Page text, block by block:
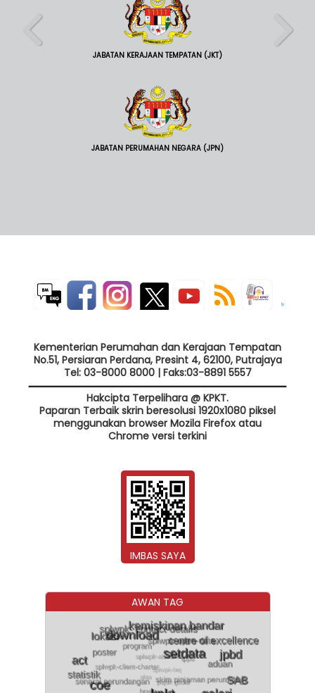
JABATAN KERAJAAN TEMPATAN (JKT)
JABATAN PERUMAHAN NEGARA (JPN)
Kementerian Perumahan dan Kerajaan Tempatan
No.51, Persiaran Perdana, Presint 4, 62100, Putrajaya
Tel: 03-8000 8000 | Faks:03-8891 5557
Hakcipta Terpelihara @ KPKT.
Paparan Terbaik skrin beresolusi 1920x1080 piksel
menggunakan browser Mozila Firefox atau
Chrome versi terkini
IMBAS SAYA
AWAN TAG